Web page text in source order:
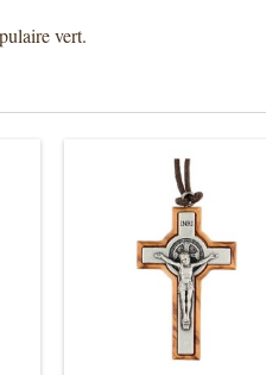
vert.